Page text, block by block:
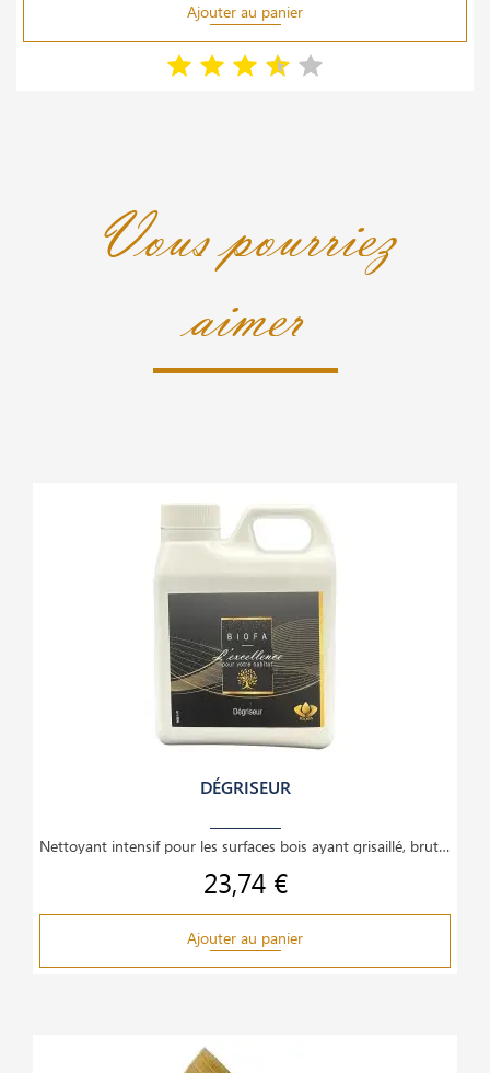
Ajouter au panier
Vous pourriez
aimer
DÉGRISEUR
Nettoyant intensif pour les surfaces bois ayant grisaillé, brutes ou traitées, bois durs ou
Prix
23,74 €
Ajouter au panier